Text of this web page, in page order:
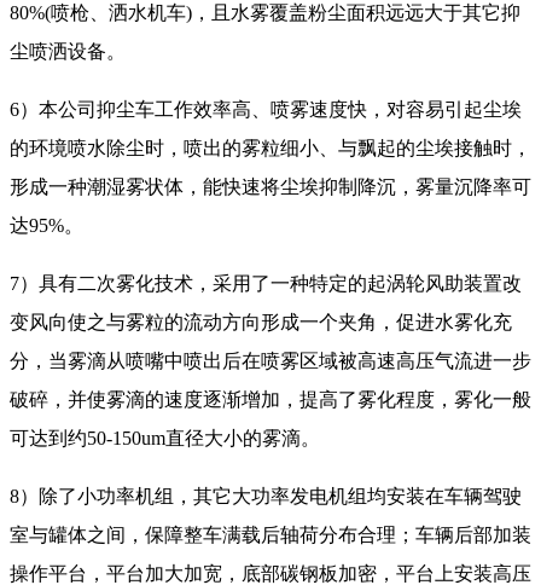
80%(喷枪、洒水机车)，且水雾覆盖粉尘面积远远大于其它抑
尘喷洒设备。
6）本公司抑尘车工作效率高、喷雾速度快，对容易引起尘埃
的环境喷水除尘时，喷出的雾粒细小、与飘起的尘埃接触时，
形成一种潮湿雾状体，能快速将尘埃抑制降沉，雾量沉降率可
达95%。
7）具有二次雾化技术，采用了一种特定的起涡轮风助装置改
变风向使之与雾粒的流动方向形成一个夹角，促进水雾化充
分，当雾滴从喷嘴中喷出后在喷雾区域被高速高压气流进一步
破碎，并使雾滴的速度逐渐增加，提高了雾化程度，雾化一般
可达到约50-150um直径大小的雾滴。
8）除了小功率机组，其它大功率发电机组均安装在车辆驾驶
室与罐体之间，保障整车满载后轴荷分布合理；车辆后部加装
操作平台，平台加大加宽，底部碳钢板加密，平台上安装高压